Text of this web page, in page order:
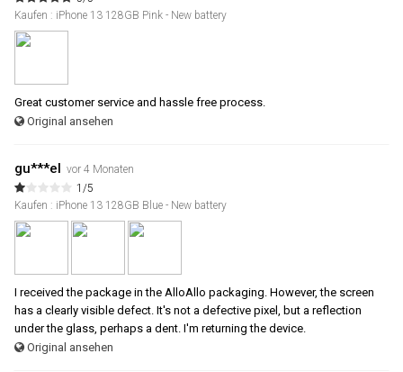
Kaufen : iPhone 13 128GB Pink - New battery
Great customer service and hassle free process.
Original ansehen
gu***el
vor 4 Monaten
1/5
Kaufen : iPhone 13 128GB Blue - New battery
I received the package in the AlloAllo packaging. However, the screen
has a clearly visible defect. It's not a defective pixel, but a reflection
under the glass, perhaps a dent. I'm returning the device.
Original ansehen